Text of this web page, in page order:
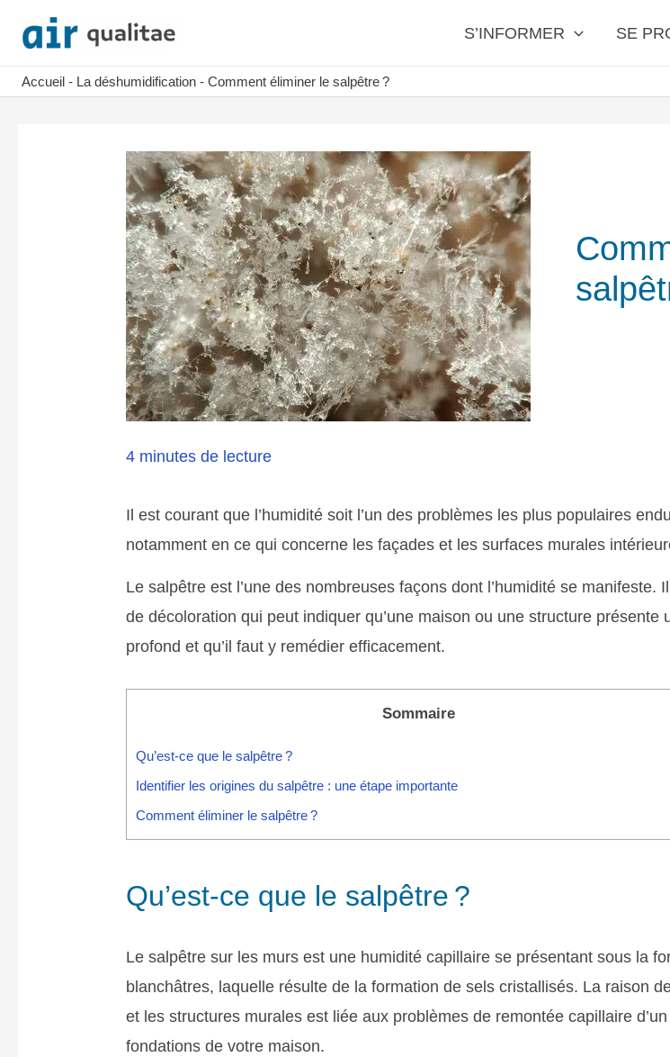
contenu
S’INFORMER SE
Accueil - La déshumidification - Comment éliminer le salpêtre ?
4 minutes de lecture
Il est courant que l’humidité soit l’un des problèmes les plus populaires
notamment en ce qui concerne les façades et les surfaces murales
Le salpêtre est l’une des nombreuses façons dont l’humidité se manifeste. Il
de décoloration qui peut indiquer qu’une maison ou une structure présente
profond et qu’il faut y remédier efficacement.
Sommaire
Qu’est-ce que le salpêtre ?
Identifier les origines du salpêtre : une étape importante
Comment éliminer le salpêtre ?
Qu’est-ce que le salpêtre ?
Le salpêtre sur les murs est une humidité capillaire se présentant sous la
blanchâtres, laquelle résulte de la formation de sels cristallisés. La raison
et les structures murales est liée aux problèmes de remontée capillaire
fondations de votre maison.